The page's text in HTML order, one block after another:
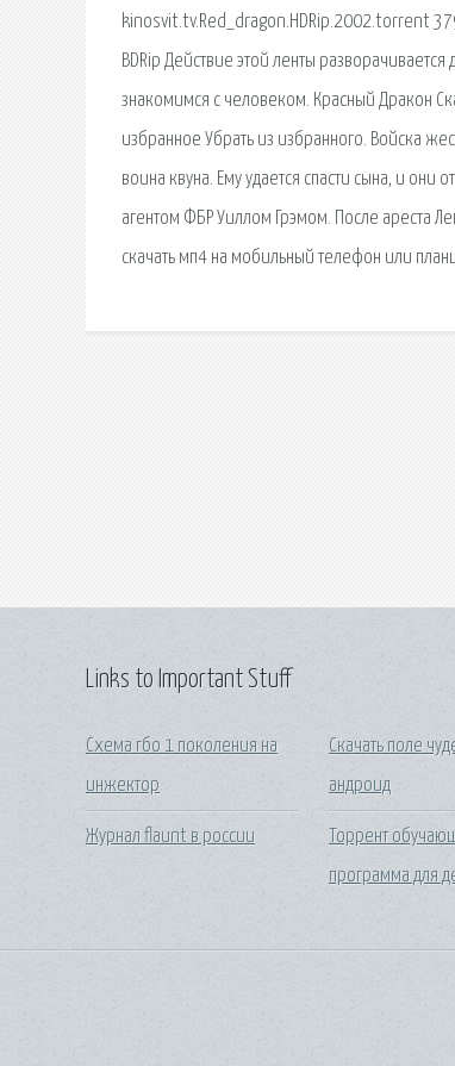
kinosvit.tv.Red_dragon.HDRip.2002.torrent
BDRip Действие этой ленты
знакомимся с человеком. Красный Дракон
избранное Убрать из избранного. Войска
воина квуна. Ему удается спасти сына, и
агентом ФБР Уиллом Грэмом. После ареста
скачать мп4 на мобильный телефон или
Links to Important Stuff
Схема гбо 1 поколения на
инжектор
Журнал flaunt в россии
Скачать поле
андроид
Торрент
программа для